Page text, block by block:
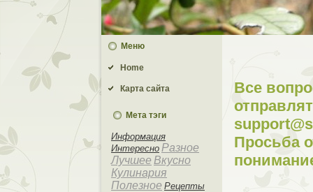
Меню
Home
Карта сайта
Мета тэги
Информация
Интересно Разное
Лучшее Вкусно
Кулинария
Полезное Рецепты
Все
Просьба